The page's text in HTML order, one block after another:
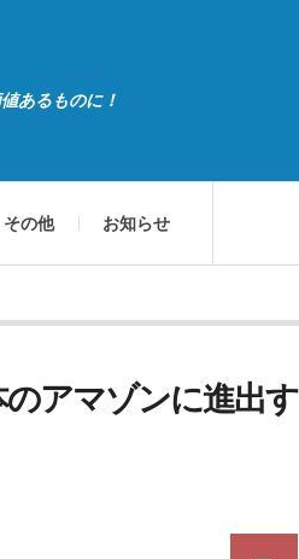
あるものに！
その他 お知らせ
アマゾンに進出す